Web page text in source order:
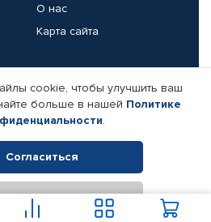
О нас
Карта сайта
Реквизиты компании
2026. Все права защищены.
товаров Автопрофи.
cookie, чтобы улучшить ваш
больше в нашей Политике
.
Согласиться
Отклонить